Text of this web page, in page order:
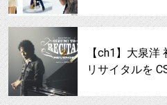
【ch1】大泉洋
リサイタルを